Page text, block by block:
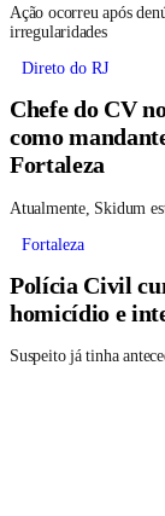
Ação ocorreu após
irregularidades
Direto do RJ
Chefe do CV
como
Fortaleza
Atualmente, Skidum
Fortaleza
Polícia Civil
homicídio e
Suspeito já tinha